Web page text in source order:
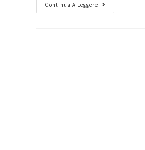
Continua A Leggere